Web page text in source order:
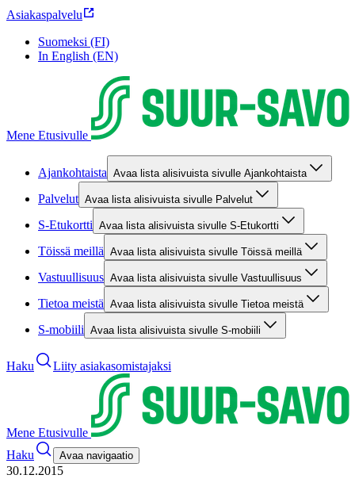
Asiakaspalvelu
Suomeksi (FI)
In English (EN)
Mene Etusivulle
Ajankohtaista Avaa lista alisivuista sivulle Ajankohtaista
Palvelut Avaa lista alisivuista sivulle Palvelut
S-Etukortti Avaa lista alisivuista sivulle S-Etukortti
Töissä meillä Avaa lista alisivuista sivulle Töissä meillä
Vastuullisuus Avaa lista alisivuista sivulle Vastuullisuus
Tietoa meistä Avaa lista alisivuista sivulle Tietoa meistä
S-mobiili Avaa lista alisivuista sivulle S-mobiili
Haku Liity asiakasomistajaksi
Mene Etusivulle
Haku
Avaa navigaatio
30.12.2015